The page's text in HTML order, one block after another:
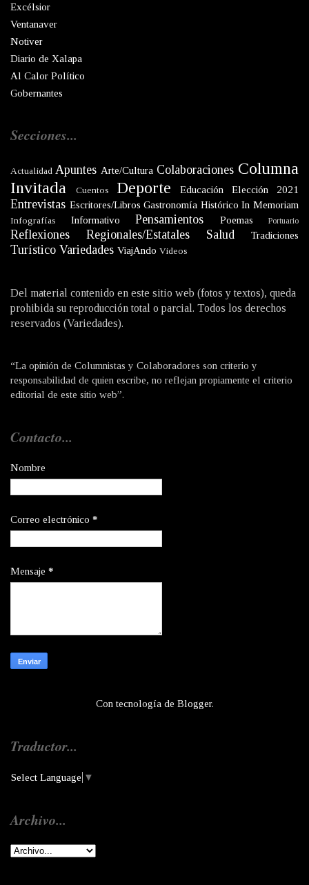
Excélsior
Ventanaver
Notiver
Diario de Xalapa
Al Calor Político
Gobernantes
Secciones...
Actualidad Apuntes Arte/Cultura Colaboraciones Columna
Invitada
Cuentos Deporte Educación Elección 2021
Entrevistas Escritores/Libros Gastronomía Histórico In Memoriam
Infografías Informativo Pensamientos Poemas Portuario
Reflexiones Regionales/Estatales Salud Tradiciones
Turístico Variedades ViajAndo Videos
Del material contenido en este sitio web (fotos y textos), queda
prohibida su reproducción total o parcial. Todos los derechos
reservados (Variedades).
“La opinión de Columnistas y Colaboradores son criterio y
responsabilidad de quien escribe, no reflejan propiamente el criterio
editorial de este sitio web”.
Contacto...
Nombre
Correo electrónico *
Mensaje *
Con tecnología de Blogger.
Traductor...
Select Language ▼
Archivo...